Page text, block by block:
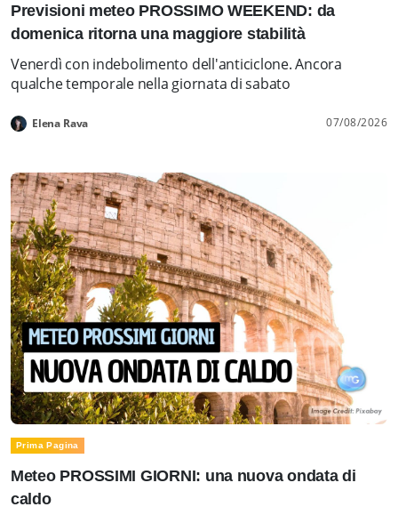
Previsioni meteo PROSSIMO WEEKEND: da
domenica ritorna una maggiore stabilità
Venerdì con indebolimento dell'anticiclone. Ancora
qualche temporale nella giornata di sabato
Elena Rava 07/08/2026
Prima Pagina
Meteo PROSSIMI GIORNI: una nuova ondata di
caldo